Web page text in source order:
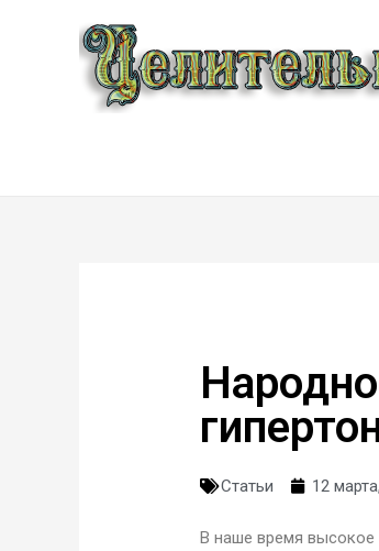
Статьи 12
В наше время высокое